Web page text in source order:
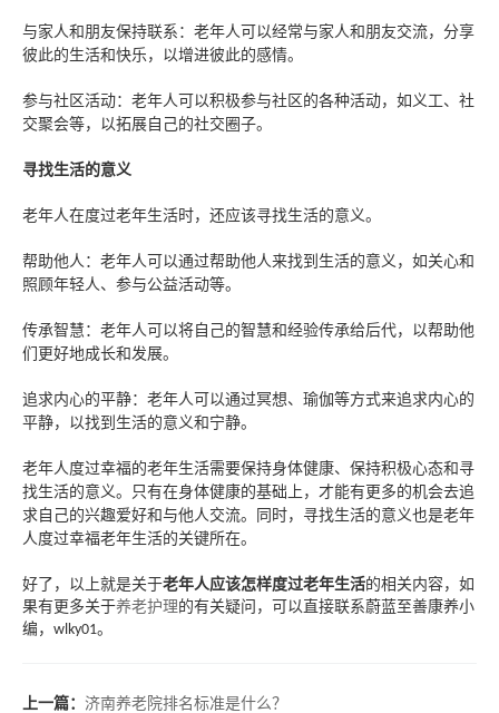
与家人和朋友保持联系：老年人可以经常与家人和朋友交流，分享
彼此的生活和快乐，以增进彼此的感情。
参与社区活动：老年人可以积极参与社区的各种活动，如义工、社
交聚会等，以拓展自己的社交圈子。
寻找生活的意义
老年人在度过老年生活时，还应该寻找生活的意义。
帮助他人：老年人可以通过帮助他人来找到生活的意义，如关心和
照顾年轻人、参与公益活动等。
传承智慧：老年人可以将自己的智慧和经验传承给后代，以帮助他
们更好地成长和发展。
追求内心的平静：老年人可以通过冥想、瑜伽等方式来追求内心的
平静，以找到生活的意义和宁静。
老年人度过幸福的老年生活需要保持身体健康、保持积极心态和寻
找生活的意义。只有在身体健康的基础上，才能有更多的机会去追
求自己的兴趣爱好和与他人交流。同时，寻找生活的意义也是老年
人度过幸福老年生活的关键所在。
好了，以上就是关于老年人应该怎样度过老年生活的相关内容，如
果有更多关于养老护理的有关疑问，可以直接联系蔚蓝至善康养小
编， wlky01。
上一篇： 济南养老院排名标准是什么？